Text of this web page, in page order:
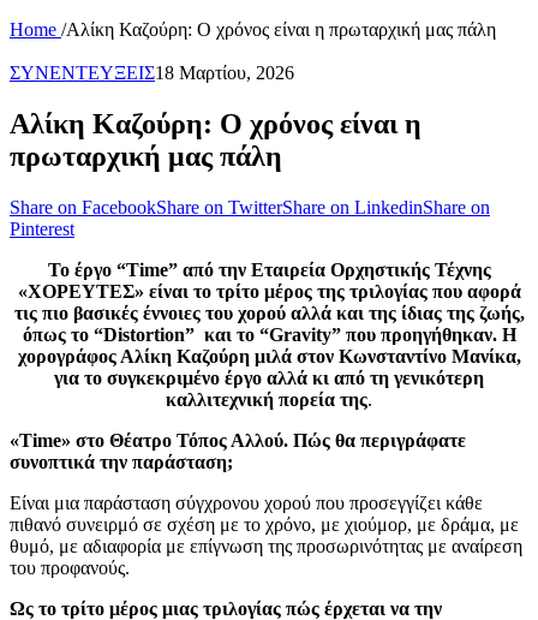
Home /Αλίκη Καζούρη: Ο χρόνος είναι η πρωταρχική μας πάλη
ΣΥΝΕΝΤΕΥΞΕΙΣ18 Μαρτίου, 2026
Αλίκη Καζούρη: Ο χρόνος είναι η
πρωταρχική μας πάλη
Share on FacebookShare on TwitterShare on LinkedinShare on
Pinterest
Το έργο “Time” από την Εταιρεία Ορχηστικής Τέχνης
«ΧΟΡΕΥΤΕΣ» είναι το τρίτο μέρος της τριλογίας που αφορά
τις πιο βασικές έννοιες του χορού αλλά και της ίδιας της ζωής,
όπως το “Distortion” και το “Gravity” που προηγήθηκαν. Η
χορογράφος Αλίκη Καζούρη μιλά στον Κωνσταντίνο Μανίκα,
για το συγκεκριμένο έργο αλλά κι από τη γενικότερη
καλλιτεχνική πορεία της.
«Time» στο Θέατρο Τόπος Αλλού. Πώς θα περιγράφατε
συνοπτικά την παράσταση;
Είναι μια παράσταση σύγχρονου χορού που προσεγγίζει κάθε
πιθανό συνειρμό σε σχέση με το χρόνο, με χιούμορ, με δράμα, με
θυμό, με αδιαφορία με επίγνωση της προσωρινότητας με αναίρεση
του προφανούς.
Ως το τρίτο μέρος μιας τριλογίας πώς έρχεται να την